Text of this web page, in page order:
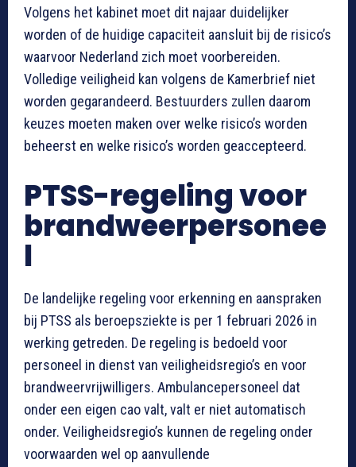
Volgens het kabinet moet dit najaar duidelijker
worden of de huidige capaciteit aansluit bij de risico’s
waarvoor Nederland zich moet voorbereiden.
Volledige veiligheid kan volgens de Kamerbrief niet
worden gegarandeerd. Bestuurders zullen daarom
keuzes moeten maken over welke risico’s worden
beheerst en welke risico’s worden geaccepteerd.
PTSS-regeling voor
brandweerpersonee
l
De landelijke regeling voor erkenning en aanspraken
bij PTSS als beroepsziekte is per 1 februari 2026 in
werking getreden. De regeling is bedoeld voor
personeel in dienst van veiligheidsregio’s en voor
brandweervrijwilligers. Ambulancepersoneel dat
onder een eigen cao valt, valt er niet automatisch
onder. Veiligheidsregio’s kunnen de regeling onder
voorwaarden wel op aanvullende